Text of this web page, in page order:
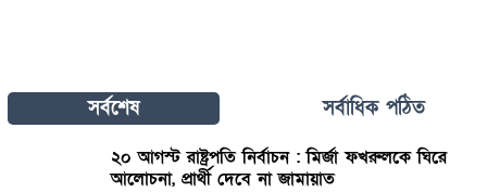
সর্বশেষ সর্বাধিক পঠিত
২০ আগস্ট রাষ্ট্রপতি নির্বাচন : মির্জা ফখরুলকে ঘিরে
আলোচনা, প্রার্থী দেবে না জামায়াত